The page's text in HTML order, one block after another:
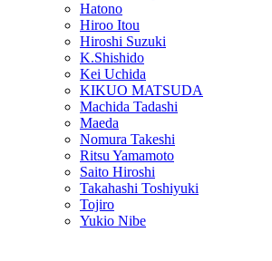
Hatono
Hiroo Itou
Hiroshi Suzuki
K.Shishido
Kei Uchida
KIKUO MATSUDA
Machida Tadashi
Maeda
Nomura Takeshi
Ritsu Yamamoto
Saito Hiroshi
Takahashi Toshiyuki
Tojiro
Yukio Nibe